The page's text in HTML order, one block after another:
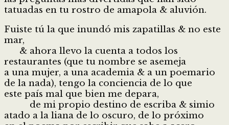
tatuadas en tu rostro de amapola & aluvión.
Fuiste tú la que inundó mis zapatillas & no este
mar,
& ahora llevo la cuenta a todos los
restaurantes (que tu nombre se asemeja
a una mujer, a una academia & a un poemario
de la nada), tengo la conciencia de lo que
este país mal que bien me depara,
de mi propio destino de escriba & simio
atado a la liana de lo oscuro, de lo próximo